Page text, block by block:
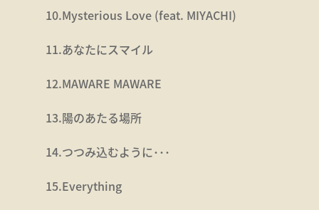
10.Mysterious Love (feat. MIYACHI)
11.あなたにスマイル
12.MAWARE MAWARE
13.陽のあたる場所
14.つつみ込むように･･･
15.Everything